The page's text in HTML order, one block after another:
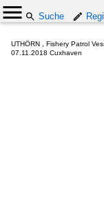
Suche
UTHÖRN , Fishery Patrol
07.11.2018 Cuxhaven